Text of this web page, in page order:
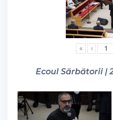
« ‹
Ecoul Sărbătorii |